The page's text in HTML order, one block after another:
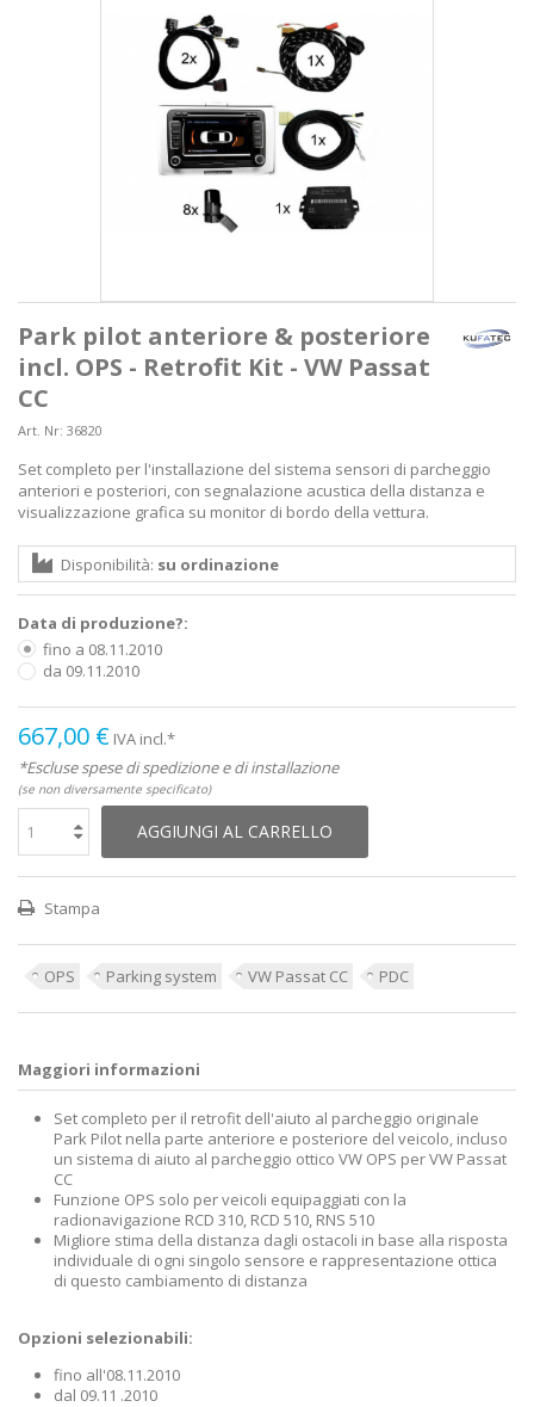
Park pilot anteriore & posteriore
incl. OPS - Retrofit Kit - VW Passat
CC
Art. Nr: 36820
Set completo per l'installazione del sistema sensori di parcheggio
anteriori e posteriori, con segnalazione acustica della distanza e
visualizzazione grafica su monitor di bordo della vettura.
Disponibilità: su ordinazione
Data di produzione?:
fino a 08.11.2010
da 09.11.2010
667,00 € IVA incl.*
*Escluse spese di spedizione e di installazione
(se non diversamente specificato)
AGGIUNGI AL CARRELLO
Stampa
OPS Parking system VW Passat CC PDC
Maggiori informazioni
Set completo per il retrofit dell'aiuto al parcheggio originale
Park Pilot nella parte anteriore e posteriore del veicolo, incluso
un sistema di aiuto al parcheggio ottico VW OPS per VW Passat
CC
Funzione OPS solo per veicoli equipaggiati con la
radionavigazione RCD 310, RCD 510, RNS 510
Migliore stima della distanza dagli ostacoli in base alla risposta
individuale di ogni singolo sensore e rappresentazione ottica
di questo cambiamento di distanza
Opzioni selezionabili:
fino all'08.11.2010
dal 09.11 .2010